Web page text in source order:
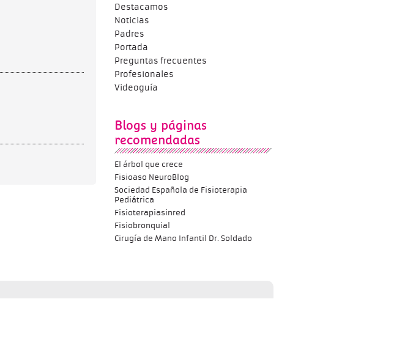
Destacamos
Noticias
Padres
Portada
Preguntas frecuentes
Profesionales
Videoguía
Blogs y páginas
recomendadas
El árbol que crece
Fisioaso NeuroBlog
Sociedad Española de Fisioterapia
Pediátrica
Fisioterapiasinred
Fisiobronquial
Cirugía de Mano Infantil Dr. Soldado